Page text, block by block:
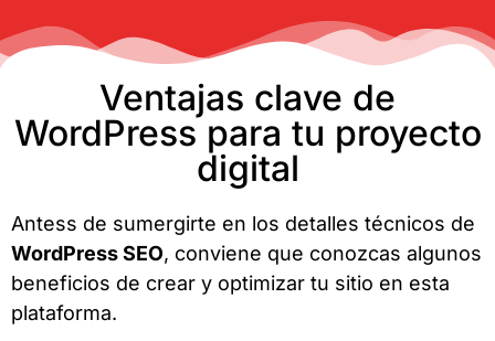
Ventajas clave de
WordPress para tu proyecto
digital
Antess de sumergirte en los detalles técnicos de
WordPress SEO, conviene que conozcas algunos
beneficios de crear y optimizar tu sitio en esta
plataforma.